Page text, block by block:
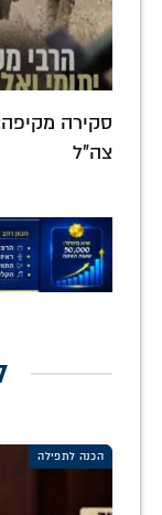
סקירה
צה"ל
הכנה לתפילה